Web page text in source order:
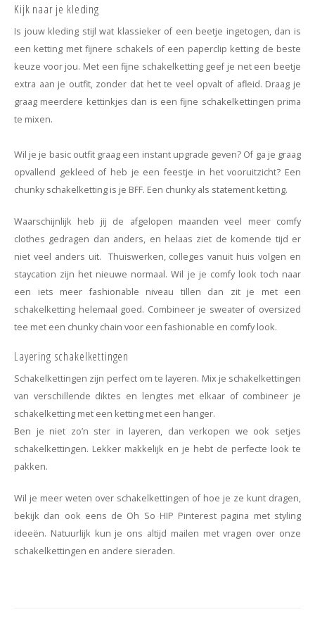
Kijk naar je kleding
Is jouw kleding stijl wat klassieker of een beetje ingetogen, dan is
een ketting met fijnere schakels of een paperclip ketting de beste
keuze voor jou. Met een fijne schakelketting geef je net een beetje
extra aan je outfit, zonder dat het te veel opvalt of afleid. Draag je
graag meerdere kettinkjes dan is een fijne schakelkettingen prima
te mixen.
Wil je je basic outfit graag een instant upgrade geven? Of ga je graag
opvallend gekleed of heb je een feestje in het vooruitzicht? Een
chunky schakelketting is je BFF. Een chunky als statement ketting.
Waarschijnlijk heb jij de afgelopen maanden veel meer comfy
clothes gedragen dan anders, en helaas ziet de komende tijd er
niet veel anders uit. Thuiswerken, colleges vanuit huis volgen en
staycation zijn het nieuwe normaal. Wil je je comfy look toch naar
een iets meer fashionable niveau tillen dan zit je met een
schakelketting helemaal goed. Combineer je sweater of oversized
tee met een chunky chain voor een fashionable en comfy look.
Layering schakelkettingen
Schakelkettingen zijn perfect om te layeren. Mix je schakelkettingen
van verschillende diktes en lengtes met elkaar of combineer je
schakelketting met een ketting met een hanger.
Ben je niet zo’n ster in layeren, dan verkopen we ook setjes
schakelkettingen. Lekker makkelijk en je hebt de perfecte look te
pakken.
Wil je meer weten over schakelkettingen of hoe je ze kunt dragen,
bekijk dan ook eens de Oh So HIP Pinterest pagina met styling
ideeën. Natuurlijk kun je ons altijd mailen met vragen over onze
schakelkettingen en andere sieraden.